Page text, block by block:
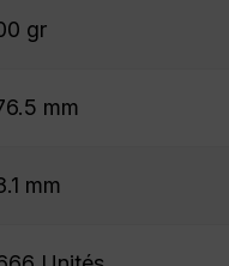
gr
mm
mm